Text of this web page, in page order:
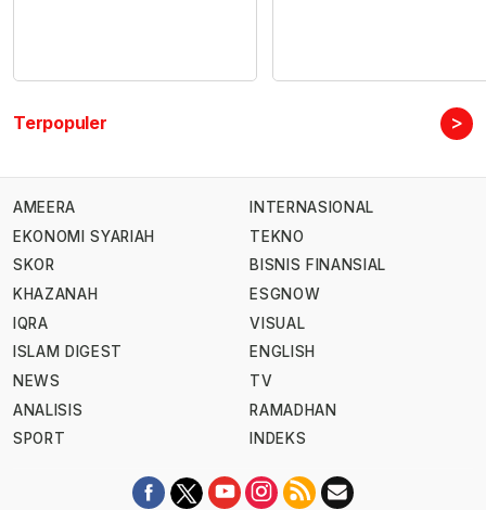
Terpopuler >
AMEERA
EKONOMI SYARIAH
SKOR
KHAZANAH
IQRA
ISLAM DIGEST
NEWS
ANALISIS
SPORT
INTERNASIONAL
TEKNO
BISNIS FINANSIAL
ESGNOW
VISUAL
ENGLISH
TV
RAMADHAN
INDEKS